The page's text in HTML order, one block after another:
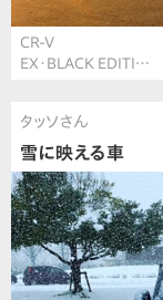
CR-V
EX・BLACK EDITI…
タッソさん
雪に映える車